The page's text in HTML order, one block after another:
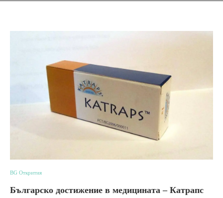
BG Открития
Българско достижение в медицината – Катрапс